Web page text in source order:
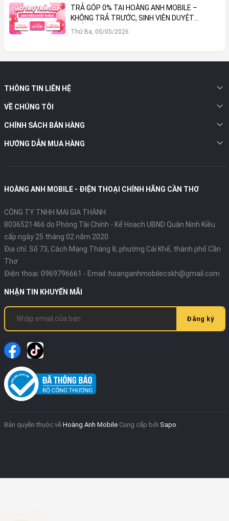
TRẢ GÓP 0% TẠI HOÀNG ANH MOBILE –
KHÔNG TRẢ TRƯỚC, SINH VIÊN DUYỆT
THẲNG!
Thứ Ba, 05/05/2026
THÔNG TIN LIÊN HỆ
VỀ CHÚNG TÔI
CHÍNH SÁCH BÁN HÀNG
HƯỚNG DẪN MUA HÀNG
HOÀNG ANH MOBILE - ĐIỆN THOẠI CHÍNH HÃNG CẦN THƠ
CÔNG TY TNHH MAI GIA THÀNH
8036521466 do Phòng Tài Chính - Kế Hoạch UBND Quận Ninh Kiều
cấp ngày 25 tháng 02 năm 2020
Địa chỉ: Số 73, Cách Mạng Tháng 8, phường Cái Khế, thành phố Cần
Thơ
Điện thoại: 0969796661 - Email: hoanganhmobilecskh@gmail.com
NHẬN TIN KHUYẾN MÃI
Đăng ký
Bản quyền thuộc về Hoàng Anh Mobile Cung cấp bởi Sapo